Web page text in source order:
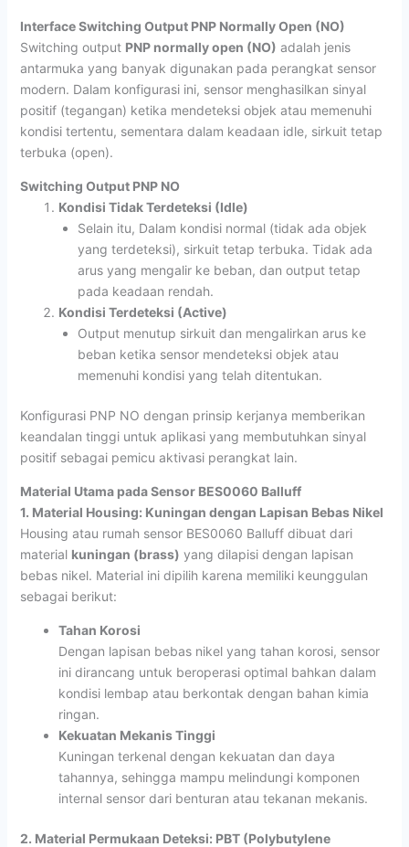
Interface Switching Output PNP Normally Open (NO)
Switching output PNP normally open (NO) adalah jenis
antarmuka yang banyak digunakan pada perangkat sensor
modern. Dalam konfigurasi ini, sensor menghasilkan sinyal
positif (tegangan) ketika mendeteksi objek atau memenuhi
kondisi tertentu, sementara dalam keadaan idle, sirkuit tetap
terbuka (open).
Switching Output PNP NO
Kondisi Tidak Terdeteksi (Idle)
Selain itu, Dalam kondisi normal (tidak ada objek
yang terdeteksi), sirkuit tetap terbuka. Tidak ada
arus yang mengalir ke beban, dan output tetap
pada keadaan rendah.
Kondisi Terdeteksi (Active)
Output menutup sirkuit dan mengalirkan arus ke
beban ketika sensor mendeteksi objek atau
memenuhi kondisi yang telah ditentukan.
Konfigurasi PNP NO dengan prinsip kerjanya memberikan
keandalan tinggi untuk aplikasi yang membutuhkan sinyal
positif sebagai pemicu aktivasi perangkat lain.
Material Utama pada Sensor BES0060 Balluff
1. Material Housing: Kuningan dengan Lapisan Bebas Nikel
Housing atau rumah sensor BES0060 Balluff dibuat dari
material kuningan (brass) yang dilapisi dengan lapisan
bebas nikel. Material ini dipilih karena memiliki keunggulan
sebagai berikut:
Tahan Korosi
Dengan lapisan bebas nikel yang tahan korosi, sensor
ini dirancang untuk beroperasi optimal bahkan dalam
kondisi lembap atau berkontak dengan bahan kimia
ringan.
Kekuatan Mekanis Tinggi
Kuningan terkenal dengan kekuatan dan daya
tahannya, sehingga mampu melindungi komponen
internal sensor dari benturan atau tekanan mekanis.
2. Material Permukaan Deteksi: PBT (Polybutylene